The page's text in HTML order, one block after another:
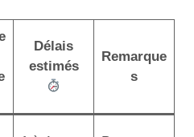
Délais
estimés
Remarque
s